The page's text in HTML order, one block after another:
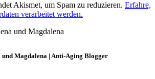
Akismet, um Spam zu reduzieren. Erfahre,
verarbeitet werden.
und Magdalena | Anti-Aging Blogger